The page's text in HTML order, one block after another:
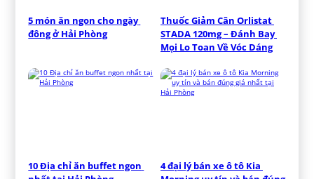
5 món ăn ngon cho ngày
đông ở Hải Phòng
Thuốc Giảm Cân Orlistat
STADA 120mg – Đánh Bay
Mọi Lo Toan Về Vóc Dáng
10 Địa chỉ ăn buffet ngon
4 đại lý bán xe ô tô Kia